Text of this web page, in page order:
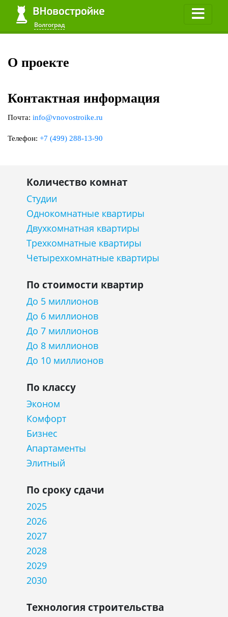
Волгоград
Волгоград
О проекте
Контактная информация
Почта: info@vnovostroike.ru
Телефон: +7 (499) 288-13-90
Количество комнат
Студии
Однокомнатные квартиры
Двухкомнатная квартиры
Трехкомнатные квартиры
Четырехкомнатные квартиры
По стоимости квартир
До 5 миллионов
До 6 миллионов
До 7 миллионов
До 8 миллионов
До 10 миллионов
По классу
Эконом
Комфорт
Бизнес
Апартаменты
Элитный
По сроку сдачи
2025
2026
2027
2028
2029
2030
Технология строительства